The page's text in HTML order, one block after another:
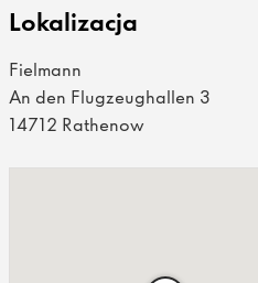
Lokalizacja
Fielmann
An den Flugzeughallen 3
14712 Rathenow